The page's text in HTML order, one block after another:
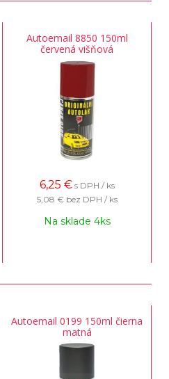
Autoemail 8850 150ml
červená višňová
6,25 € s DPH / ks
5,08 € bez DPH / ks
Na sklade 4ks
Autoemail 0199 150ml čierna
matná